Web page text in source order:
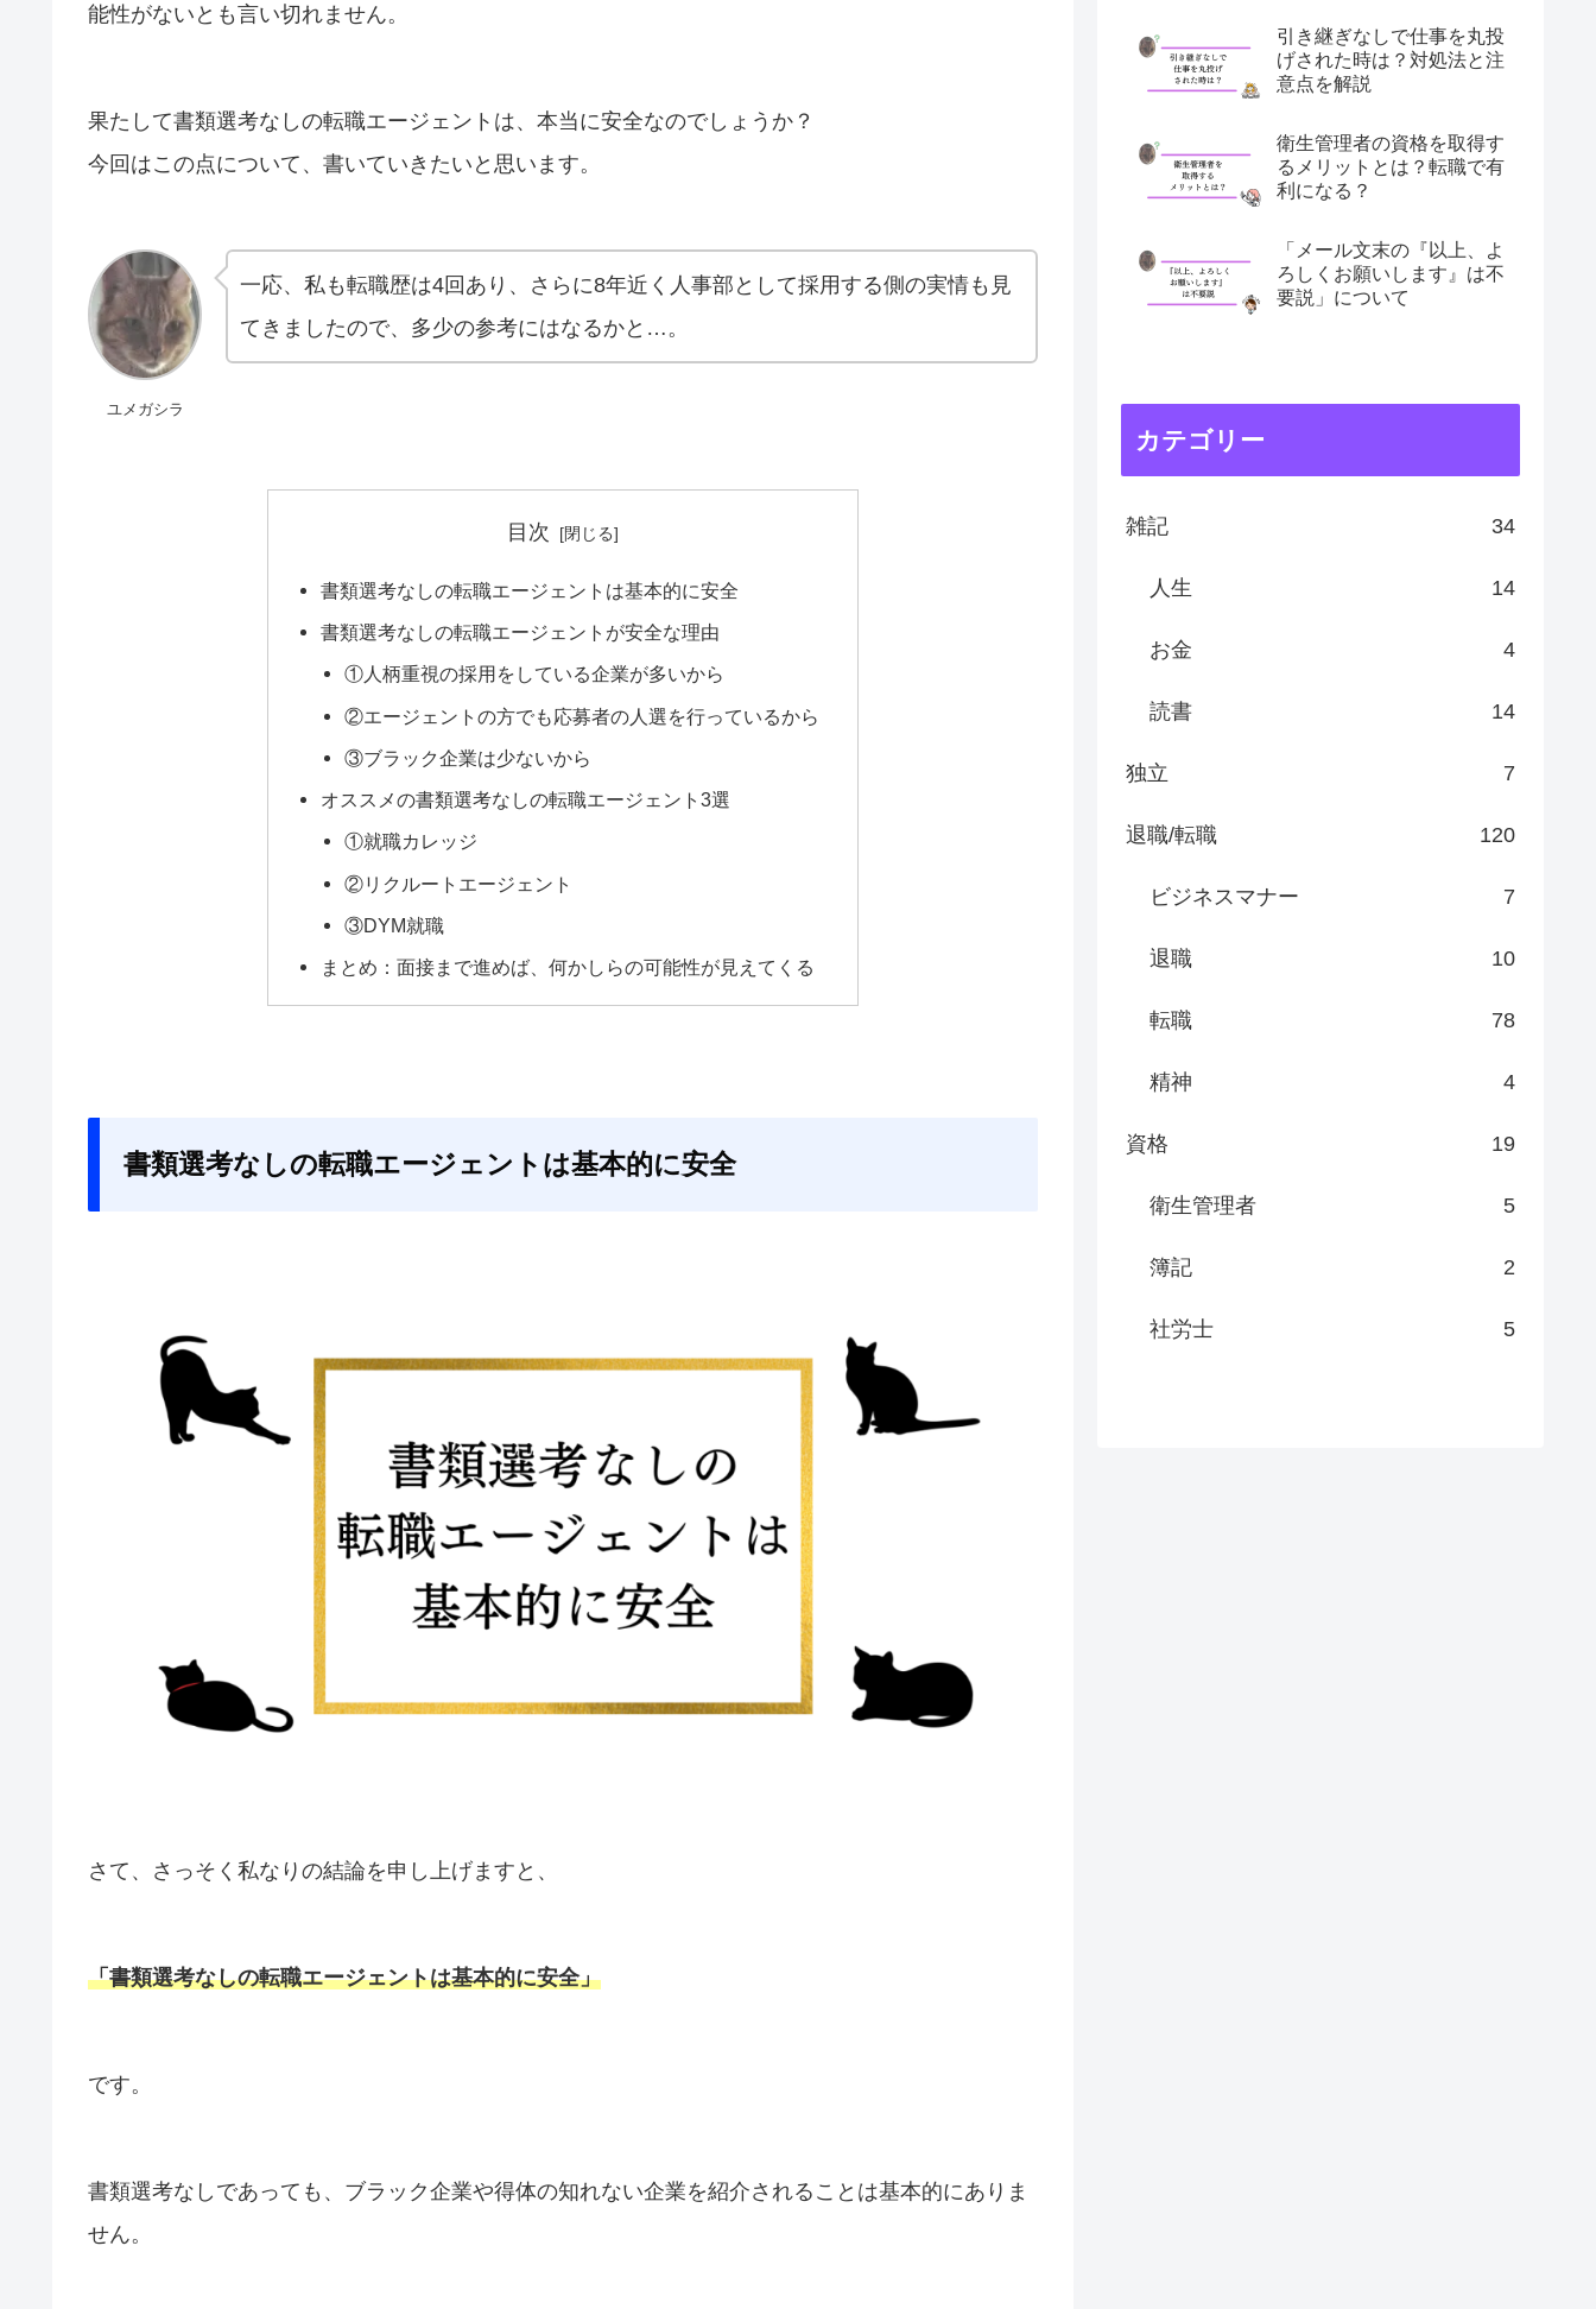
能性がないとも言い切れません。
果たして書類選考なしの転職エージェントは、本当に安全なのでしょうか？
今回はこの点について、書いていきたいと思います。
ユメガシラ
一応、私も転職歴は4回あり、さらに8年近く人事部として採用する側の実情も見
てきましたので、多少の参考にはなるかと…。
目次
書類選考なしの転職エージェントは基本的に安全
書類選考なしの転職エージェントが安全な理由
①人柄重視の採用をしている企業が多いから
②エージェントの方でも応募者の人選を行っているから
③ブラック企業は少ないから
オススメの書類選考なしの転職エージェント3選
①就職カレッジ
②リクルートエージェント
③DYM就職
まとめ：面接まで進めば、何かしらの可能性が見えてくる
書類選考なしの転職エージェントは基本的に安全
さて、さっそく私なりの結論を申し上げますと、
「書類選考なしの転職エージェントは基本的に安全」
です。
書類選考なしであっても、ブラック企業や得体の知れない企業を紹介されることは基本的にありま
せん。
引き継ぎなしで仕事を丸投
げされた時は？対処法と注
意点を解説
衛生管理者の資格を取得す
るメリットとは？転職で有
利になる？
「メール文末の『以上、よ
ろしくお願いします』は不
要説」について
カテゴリー
雑記 34
人生 14
お金 4
読書 14
独立 7
退職/転職 120
ビジネスマナー 7
退職 10
転職 78
精神 4
資格 19
衛生管理者 5
簿記 2
社労士 5